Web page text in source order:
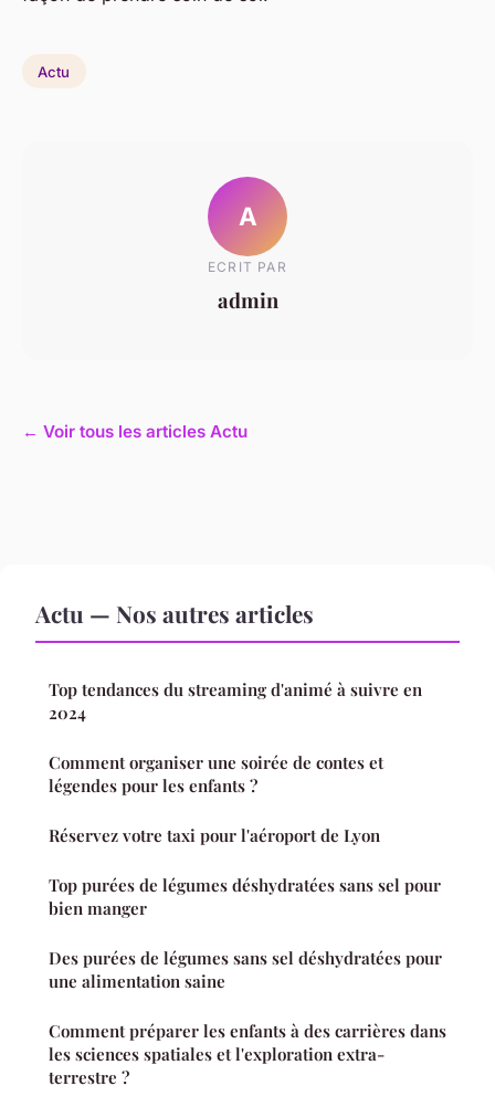
Actu
A
ECRIT PAR
admin
← Voir tous les articles Actu
Actu — Nos autres articles
Top tendances du streaming d'animé à suivre en
2024
Comment organiser une soirée de contes et
légendes pour les enfants ?
Réservez votre taxi pour l'aéroport de Lyon
Top purées de légumes déshydratées sans sel pour
bien manger
Des purées de légumes sans sel déshydratées pour
une alimentation saine
Comment préparer les enfants à des carrières dans
les sciences spatiales et l'exploration extra-
terrestre ?